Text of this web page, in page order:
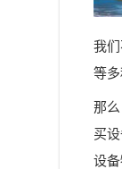
我
等
那
买
设备